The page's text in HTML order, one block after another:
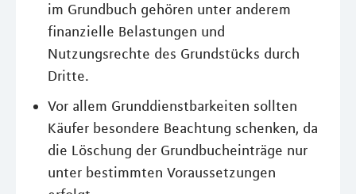
im Grundbuch gehören unter anderem
finanzielle Belastungen und
Nutzungsrechte des Grundstücks durch
Dritte.
Vor allem Grunddienstbarkeiten sollten
Käufer besondere Beachtung schenken, da
die Löschung der Grundbucheinträge nur
unter bestimmten Voraussetzungen